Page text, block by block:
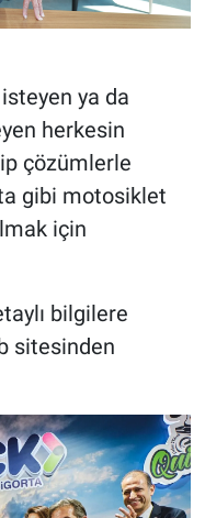
ya da
herkesin
çözümlerle
gibi motosiklet
için
bilgilere
sitesinden